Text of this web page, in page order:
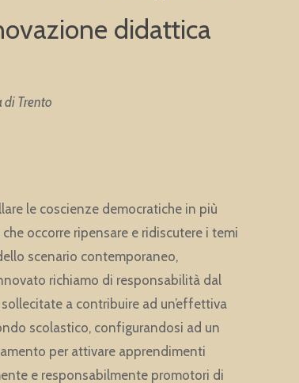
didattica
Trento
le coscienze democratiche in più
occorre ripensare e ridiscutere i temi
scenario contemporaneo,
richiamo di responsabilità dal
a contribuire ad un’effettiva
scolastico, configurandosi ad un
per attivare apprendimenti
e responsabilmente promotori di